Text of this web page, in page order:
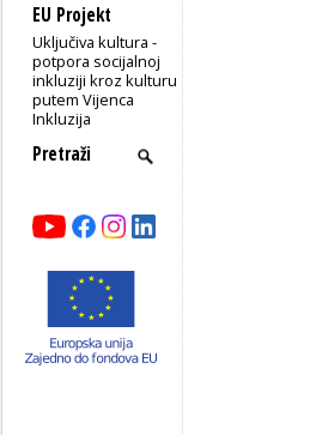
EU Projekt
Uključiva kultura -
potpora socijalnoj
inkluziji kroz kulturu
putem Vijenca
Inkluzija